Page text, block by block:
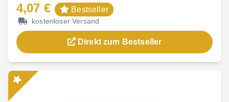
4,07 € Bestseller
kostenloser Versand
Direkt zum Bestseller